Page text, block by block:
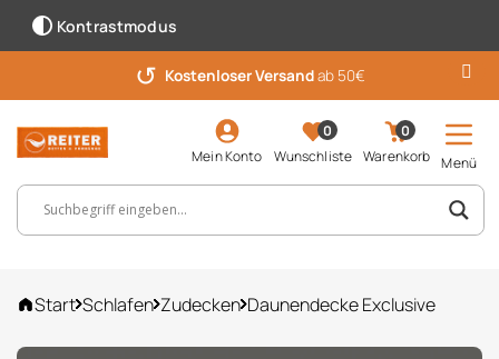
Kontrastmodus
↺ Kostenloser Versandab 50€
Mein Konto
0
Wunschliste
0
Warenkorb
Menü
Suchbegriff, Artikelnummer ...
Start Schlafen Zudecken Daunendecke Exclusive